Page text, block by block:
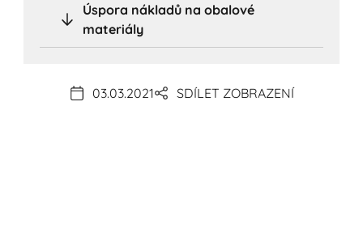
Úspora nákladů na obalové
materiály
03.03.2021 SDÍLET ZOBRAZENÍ